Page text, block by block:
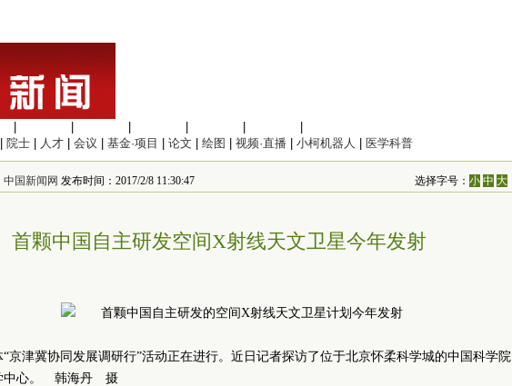
院士 人才 会议 基金·项目 论文 绘图 视频·直播 小柯机器人 医学科普
中国新闻网 发布时间：2017/2/8 11:30:47 选择字号：小 中 大
首颗中国自主研发空间X射线天文卫星今年发射
“京津冀协同发展调研行”活动正在进行。近日记者探访了位于北京怀柔科学城的中国科学院
中心。 韩海丹 摄